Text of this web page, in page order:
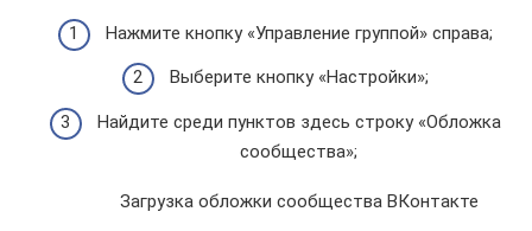
Нажмите кнопку «Управление группой» справа;
Выберите кнопку «Настройки»;
Найдите среди пунктов здесь строку «Обложка
сообщества»;
Загрузка обложки сообщества ВКонтакте